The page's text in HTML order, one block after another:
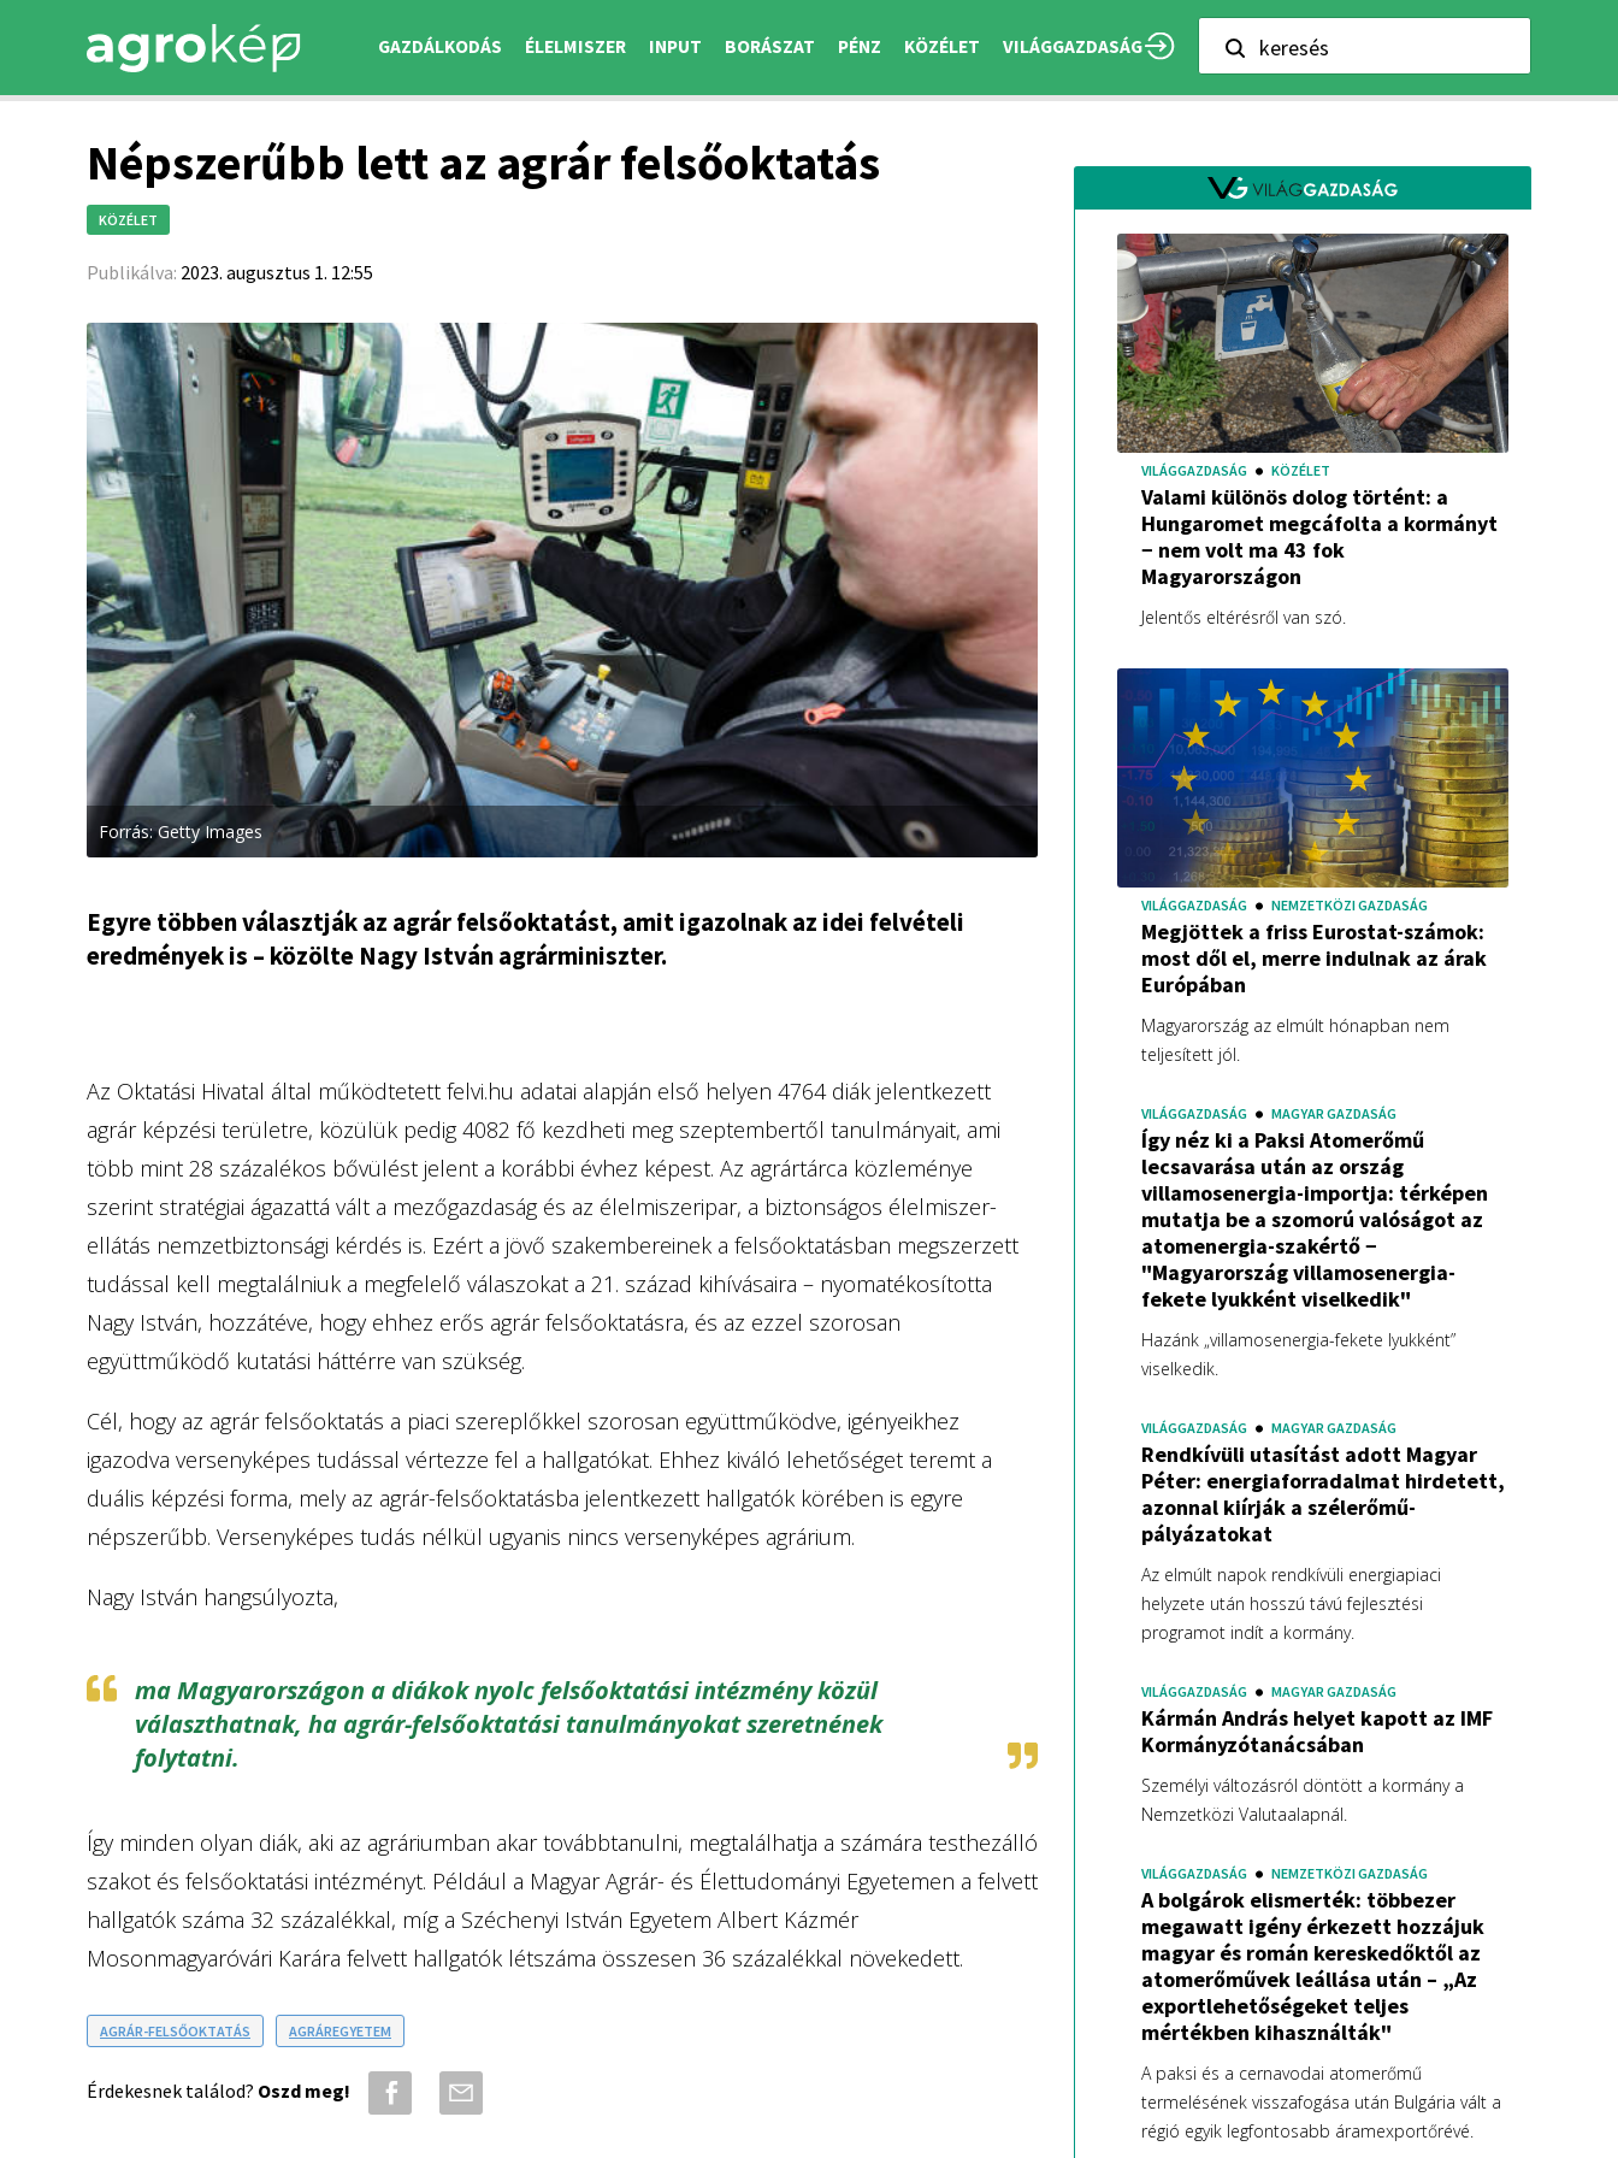
GAZDÁLKODÁS ÉLELMISZER INPUT BORÁSZAT PÉNZ KÖZÉLET VILÁGGAZDASÁG keresés
Népszerűbb lett az agrár felsőoktatás
KÖZÉLET
Publikálva: 2023. augusztus 1. 12:55
Forrás: Getty Images
Egyre többen választják az agrár felsőoktatást, amit igazolnak az idei felvételi
eredmények is – közölte Nagy István agrárminiszter.
Az Oktatási Hivatal által működtetett felvi.hu adatai alapján első helyen 4764 diák jelentkezett
agrár képzési területre, közülük pedig 4082 fő kezdheti meg szeptembertől tanulmányait, ami
több mint 28 százalékos bővülést jelent a korábbi évhez képest. Az agrártárca közleménye
szerint stratégiai ágazattá vált a mezőgazdaság és az élelmiszeripar, a biztonságos élelmiszer-
ellátás nemzetbiztonsági kérdés is. Ezért a jövő szakembereinek a felsőoktatásban megszerzett
tudással kell megtalálniuk a megfelelő válaszokat a 21. század kihívásaira – nyomatékosította
Nagy István, hozzátéve, hogy ehhez erős agrár felsőoktatásra, és az ezzel szorosan
együttműködő kutatási háttérre van szükség.
Cél, hogy az agrár felsőoktatás a piaci szereplőkkel szorosan együttműködve, igényeikhez
igazodva versenyképes tudással vértezze fel a hallgatókat. Ehhez kiváló lehetőséget teremt a
duális képzési forma, mely az agrár-felsőoktatásba jelentkezett hallgatók körében is egyre
népszerűbb. Versenyképes tudás nélkül ugyanis nincs versenyképes agrárium.
Nagy István hangsúlyozta,
ma Magyarországon a diákok nyolc felsőoktatási intézmény közül
választhatnak, ha agrár-felsőoktatási tanulmányokat szeretnének
folytatni.
Így minden olyan diák, aki az agráriumban akar továbbtanulni, megtalálhatja a számára testhezálló
szakot és felsőoktatási intézményt. Például a Magyar Agrár- és Élettudományi Egyetemen a felvett
hallgatók száma 32 százalékkal, míg a Széchenyi István Egyetem Albert Kázmér
Mosonmagyaróvári Karára felvett hallgatók létszáma összesen 36 százalékkal növekedett.
AGRÁR-FELSŐOKTATÁS AGRÁREGYETEM
Érdekesnek találod? Oszd meg!
VILÁGGAZDASÁG KÖZÉLET
Valami különös dolog történt: a
Hungaromet megcáfolta a kormányt
− nem volt ma 43 fok
Magyarországon
Jelentős eltérésről van szó.
VILÁGGAZDASÁG NEMZETKÖZI GAZDASÁG
Megjöttek a friss Eurostat-számok:
most dől el, merre indulnak az árak
Európában
Magyarország az elmúlt hónapban nem
teljesített jól.
VILÁGGAZDASÁG MAGYAR GAZDASÁG
Így néz ki a Paksi Atomerőmű
lecsavarása után az ország
villamosenergia-importja: térképen
mutatja be a szomorú valóságot az
atomenergia-szakértő −
"Magyarország villamosenergia-
fekete lyukként viselkedik"
Hazánk „villamosenergia-fekete lyukként”
viselkedik.
VILÁGGAZDASÁG MAGYAR GAZDASÁG
Rendkívüli utasítást adott Magyar
Péter: energiaforradalmat hirdetett,
azonnal kiírják a szélerőmű-
pályázatokat
Az elmúlt napok rendkívüli energiapiaci
helyzete után hosszú távú fejlesztési
programot indít a kormány.
VILÁGGAZDASÁG MAGYAR GAZDASÁG
Kármán András helyet kapott az IMF
Kormányzótanácsában
Személyi változásról döntött a kormány a
Nemzetközi Valutaalapnál.
VILÁGGAZDASÁG NEMZETKÖZI GAZDASÁG
A bolgárok elismerték: többezer
megawatt igény érkezett hozzájuk
magyar és román kereskedőktől az
atomerőművek leállása után – „Az
exportlehetőségeket teljes
mértékben kihasználták"
A paksi és a cernavodai atomerőmű
termelésének visszafogása után Bulgária vált a
régió egyik legfontosabb áramexportőrévé.